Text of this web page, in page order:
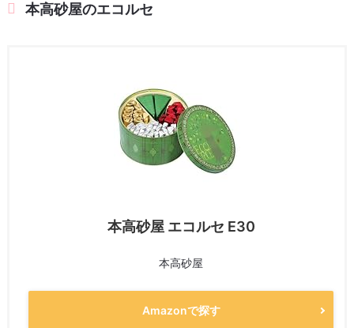
本高砂屋のエコルセ
本高砂屋 エコルセ E30
本高砂屋
Amazonで探す